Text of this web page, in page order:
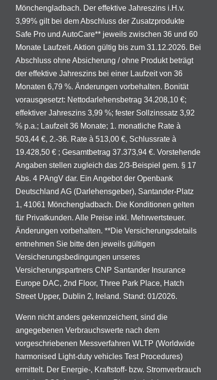
Mönchengladbach. Der effektive Jahreszins i.H.v.
3,99% gilt bei dem Abschluss der Zusatzprodukte
Safe Pro und AutoCare** jeweils zwischen 36 und 60
Monate Laufzeit. Aktion gültig bis zum 31.12.2026. Bei
Abschluss ohne Absicherung / ohne Produkt beträgt
der effektive Jahreszins bei einer Laufzeit von 36
Monaten 6,79 %. Änderungen vorbehalten. Bonität
vorausgesetzt: Nettodarlehensbetrag 34.208,10 €;
effektiver Jahreszins 3,99 %; fester Sollzinssatz 3,92
% p.a.; Laufzeit 36 Monate; 1. monatliche Rate à
503,44 €, 2.-36. Rate à 513,00 €, Schlussrate à
19.428,50 € ; Gesamtbetrag 37.373,94 €. Vorstehende
Angaben stellen zugleich das 2/3-Beispiel gem. § 17
Abs. 4 PAngV dar. Ein Angebot der Openbank
Deutschland AG (Darlehensgeber), Santander-Platz
1, 41061 Mönchengladbach. Die Konditionen gelten
für Privatkunden. Alle Preise inkl. Mehrwertsteuer.
Änderungen vorbehalten. **Die Versicherungsdetails
entnehmen Sie bitte den jeweils gültigen
Versicherungsbedingungen unseres
Versicherungspartners CNP Santander Insurance
Europe DAC, 2nd Floor, Three Park Place, Hatch
Street Upper, Dublin 2, Ireland. Stand: 01/2026.
Wenn nicht anders gekennzeichent, sind die
angegebenen Verbrauchswerte nach dem
vorgeschriebenen Messverfahren WLTP (Worldwide
harmonised Light-duty vehicles Test Procedures)
ermittelt. Der Energie-, Kraftstoff- bzw. Stromverbrauch